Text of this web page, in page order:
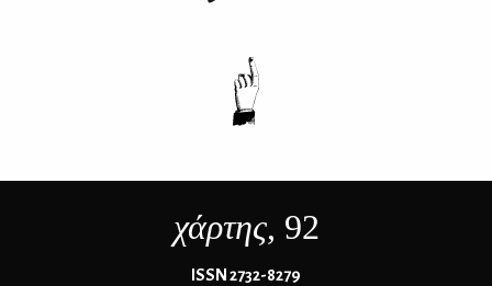
χάρτης, 92
ΙSSN 2732-8279